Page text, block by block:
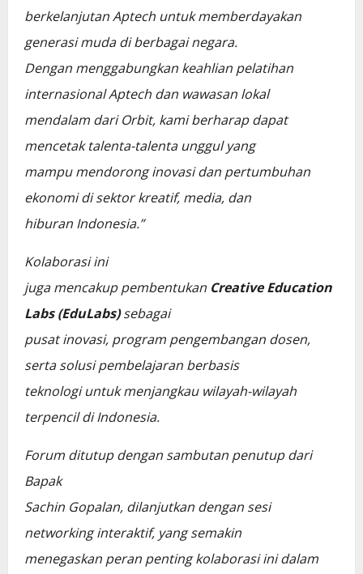
berkelanjutan Aptech untuk memberdayakan
generasi muda di berbagai negara.
Dengan menggabungkan keahlian pelatihan
internasional Aptech dan wawasan lokal
mendalam dari Orbit, kami berharap dapat
mencetak talenta-talenta unggul yang
mampu mendorong inovasi dan pertumbuhan
ekonomi di sektor kreatif, media, dan
hiburan Indonesia.”
Kolaborasi ini
juga mencakup pembentukan Creative Education
Labs (EduLabs)sebagai
pusat inovasi, program pengembangan dosen,
serta solusi pembelajaran berbasis
teknologi untuk menjangkau wilayah-wilayah
terpencil di Indonesia.
Forum ditutup dengan sambutan penutup dari
Bapak
Sachin Gopalan, dilanjutkan dengan sesi
networking interaktif, yang semakin
menegaskan peran penting kolaborasi ini dalam